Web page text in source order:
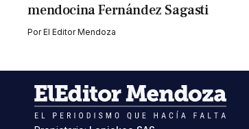
mendocina Fernández Sagasti
PorEl Editor Mendoza